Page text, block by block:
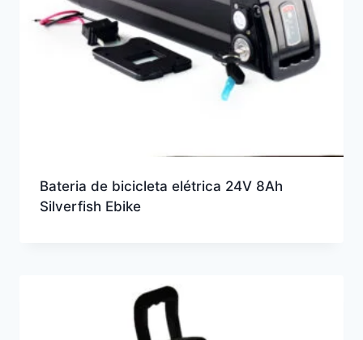
Bateria de bicicleta elétrica 24V 8Ah
Silverfish Ebike